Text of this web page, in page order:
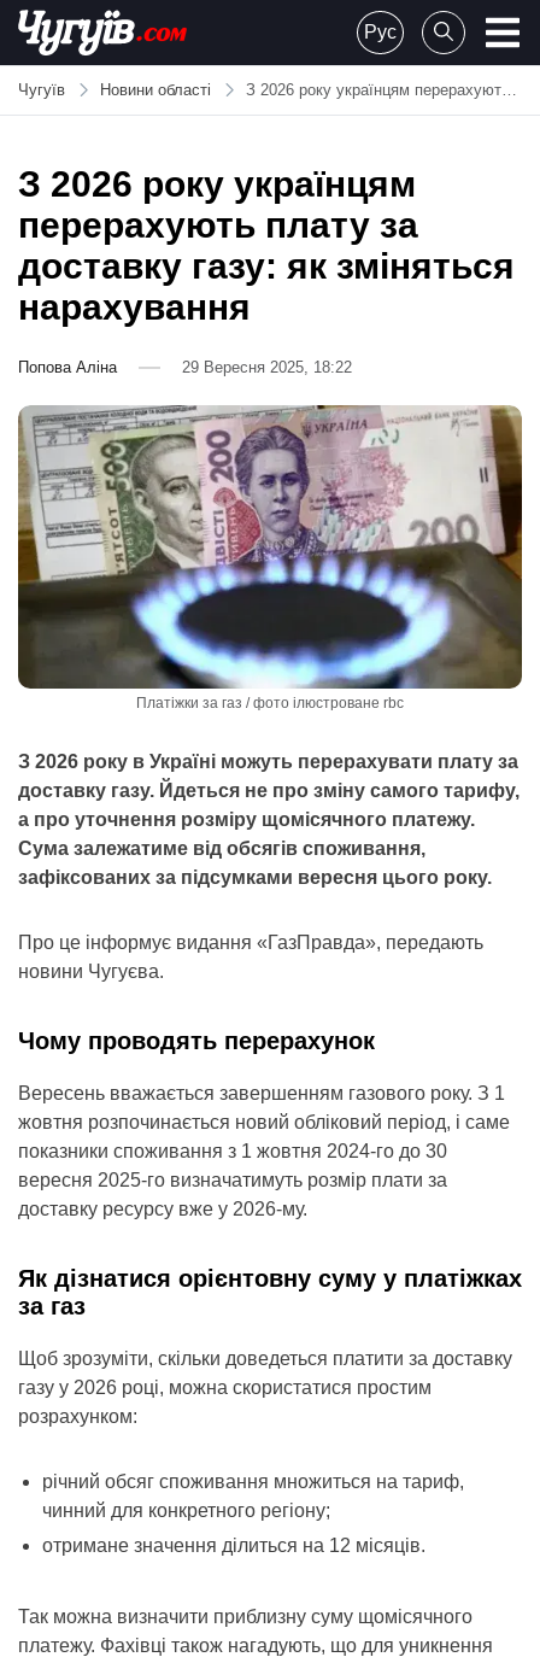
Skip
content
Chuguiv
Рус
Чугуїв Новини області З 2026 року українцям перерахують плату за доставку газу: як зміняться нарахування
З 2026 року українцям
перерахують плату за
доставку газу: як зміняться
нарахування
Попова Аліна 29 Вересня 2025, 18:22
Платіжки за газ / фото ілюстроване rbc
З 2026 року в Україні можуть перерахувати плату за
доставку газу. Йдеться не про зміну самого тарифу,
а про уточнення розміру щомісячного платежу.
Сума залежатиме від обсягів споживання,
зафіксованих за підсумками вересня цього року.
Про це інформує видання «ГазПравда», передають
новини Чугуєва.
Чому проводять перерахунок
Вересень вважається завершенням газового року. З 1
жовтня розпочинається новий обліковий період, і саме
показники споживання з 1 жовтня 2024-го до 30
вересня 2025-го визначатимуть розмір плати за
доставку ресурсу вже у 2026-му.
Як дізнатися орієнтовну суму у платіжках
за газ
Щоб зрозуміти, скільки доведеться платити за доставку
газу у 2026 році, можна скористатися простим
розрахунком:
річний обсяг споживання множиться на тариф,
чинний для конкретного регіону;
отримане значення ділиться на 12 місяців.
Так можна визначити приблизну суму щомісячного
платежу. Фахівці також нагадують, що для уникнення